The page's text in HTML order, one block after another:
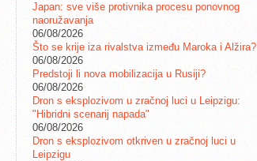
Japan: sve više protivnika procesu ponovnog
naoružavanja
06/08/2026
Što se krije iza rivalstva između Maroka i Alžira?
06/08/2026
Predstoji li nova mobilizacija u Rusiji?
06/08/2026
Dron s eksplozivom u zračnoj luci u Leipzigu:
"Hibridni scenarij napada"
06/08/2026
Dron s eksplozivom otkriven u zračnoj luci u
Leipzigu